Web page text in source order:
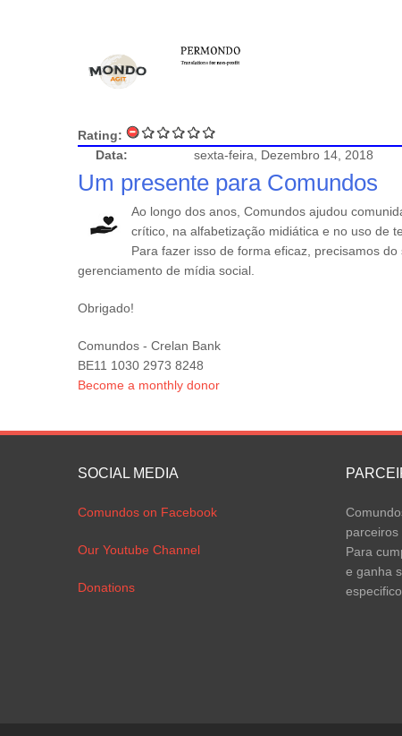
Rating:
Data:
sexta-feira, Dezembro 14, 2018
Um presente para Comundos
Ao longo dos anos, Comundos ajudou
crítico, na alfabetização midiática e no uso de
Para fazer isso de forma eficaz, precisamos
gerenciamento de mídia social.
Obrigado!
Comundos - Crelan Bank
BE11 1030 2973 8248
Become a monthly donor
SOCIAL MEDIA
Comundos on Facebook
Our Youtube Channel
Donations
parceiros
Para
e ganha